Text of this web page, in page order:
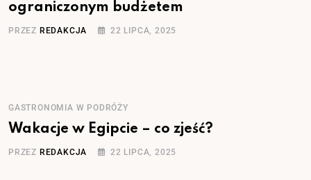
ograniczonym budżetem
PRZEZ REDAKCJA 22 LIPCA, 2025
GASTRONOMIA W PODRÓŻY
Wakacje w Egipcie – co zjeść?
PRZEZ REDAKCJA 22 LIPCA, 2025